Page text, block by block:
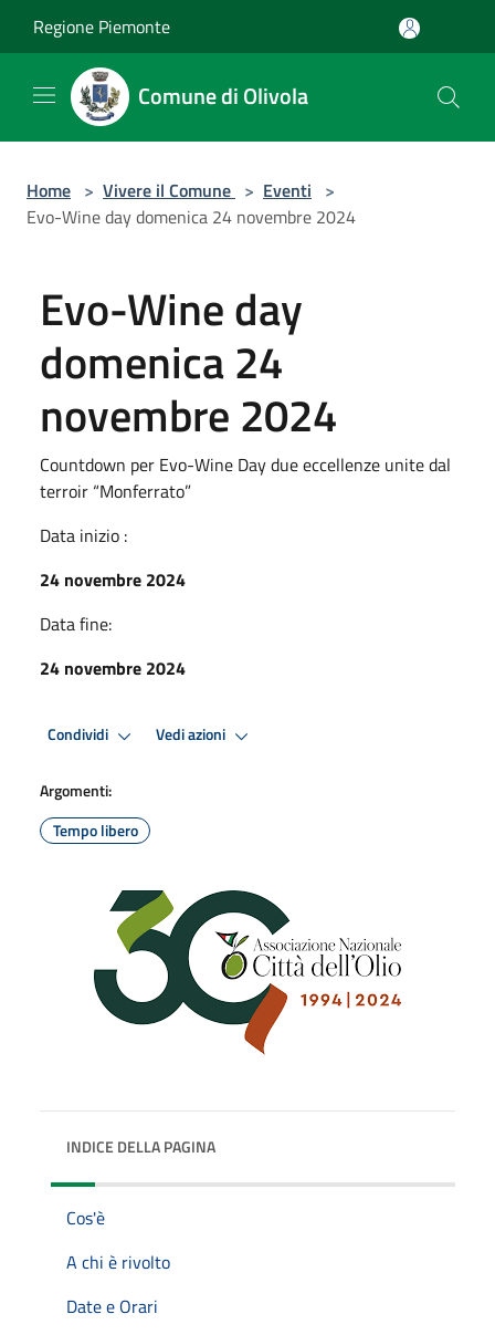
Regione Piemonte
Comune di Olivola
Home > Vivere il Comune > Eventi >
Evo-Wine day domenica 24 novembre 2024
Evo-Wine day
domenica 24
novembre 2024
Countdown per Evo-Wine Day due eccellenze unite dal
terroir “Monferrato”
Data inizio :
24 novembre 2024
Data fine:
24 novembre 2024
Condividi Vedi azioni
Argomenti:
Tempo libero
INDICE DELLA PAGINA
Cos'è
A chi è rivolto
Date e Orari